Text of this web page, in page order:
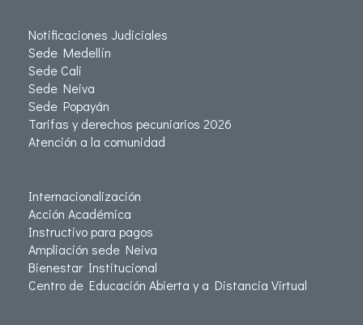
Notificaciones Judiciales
Sede Medellín
Sede Cali
Sede Neiva
Sede Popayán
Tarifas y derechos pecuniarios 2026
Atención a la comunidad
Internacionalización
Acción Académica
Instructivo para pagos
Ampliación sede Neiva
Bienestar Institucional
Centro de Educación Abierta y a Distancia Virtual